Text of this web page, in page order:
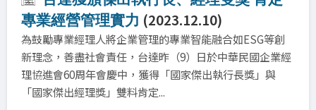
專業經營管理實力 (2023.12.10)
為鼓勵專業經理人將企業管理的專業智能融合如ESG等創
新理念，善盡社會責任，台達昨（9）日於中華民國企業經
理協進會60周年會慶中，獲得「國家傑出執行長獎」與
「國家傑出經理獎」雙料肯定...